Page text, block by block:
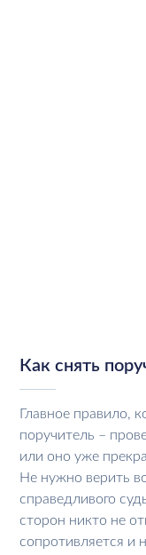
Как снять
Главное правило,
поручитель –
или оно уже
Не нужно верить
справедливого
сторон никто не
сопротивляется и